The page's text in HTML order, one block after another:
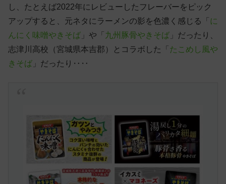
し、たとえば2022年にレビューしたフレーバーをピック
アップすると、元ネタにラーメンの影を色濃く感じる「 に
んにく味噌やきそば 」や「 九州豚骨やきそば 」だったり、
志津川高校（宮城県本吉郡）とコラボした「 たこめし風や
きそば 」だったり‥‥